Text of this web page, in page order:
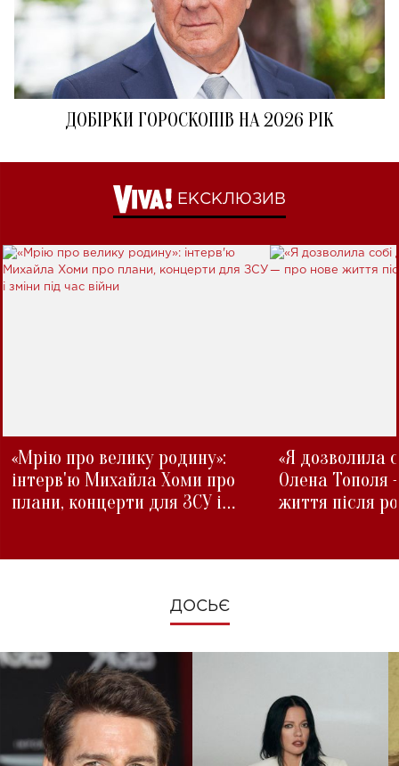
ДОБІРКИ ГОРОСКОПІВ НА 2026 РІК
ЕКСКЛЮЗИВ
«Мрію про велику родину»:
інтерв'ю Михайла Хоми про
плани, концерти для ЗСУ і
«Я дозволила
Олена Тополя
життя після
ДОСЬЄ